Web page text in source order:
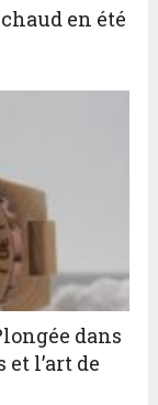
en été
dans
l’art de